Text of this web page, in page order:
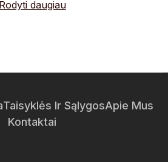
Rodyti daugiau
Taisyklės Ir SąlygosApie Mus
Kontaktai